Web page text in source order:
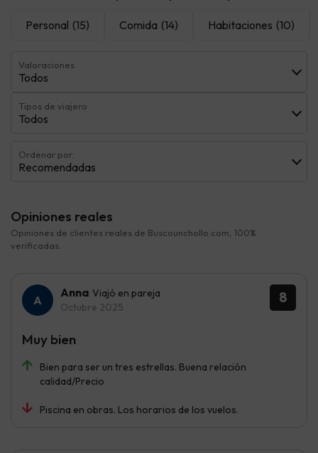
Personal (15) Comida (14) Habitaciones (10)
Valoraciones
Todos
Tipos de viajero
Todos
Ordenar por:
Recomendadas
Opiniones reales
Opiniones de clientes reales de Buscounchollo.com, 100%
verificadas.
8
Anna Viajó en pareja
Octubre 2025
Bien para ser un tres estrellas. Buena relación
calidad/Precio
Piscina en obras. Los horarios de los vuelos.
Muy bien